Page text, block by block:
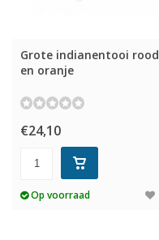
Grote indianentooi rood
en oranje
€24,10
Op voorraad